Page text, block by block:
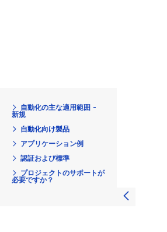
自動化の主な適用範囲 -
新規
自動化向け製品
アプリケーション例
認証および標準
プロジェクトのサポートが
必要ですか？